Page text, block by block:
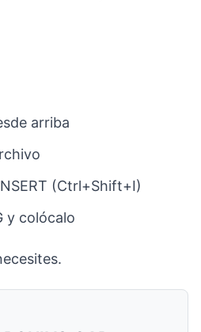
arriba
(Ctrl+Shift+I)
y colócalo